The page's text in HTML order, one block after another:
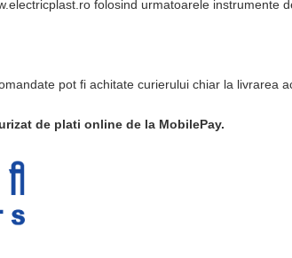
folosind urmatoarele instrumente
pot fi achitate curierului chiar la livrarea
de plati online de la MobilePay.